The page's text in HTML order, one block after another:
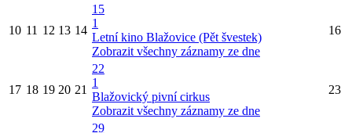
10 11 12 13 14
15
1
Letní kino Blažovice (Pět švestek)
Zobrazit všechny záznamy ze dne
16
17 18 19 20 21
22
1
Blažovický pivní cirkus
Zobrazit všechny záznamy ze dne
23
29